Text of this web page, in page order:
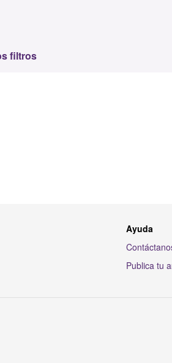
filtros
Ayuda
Publica tu